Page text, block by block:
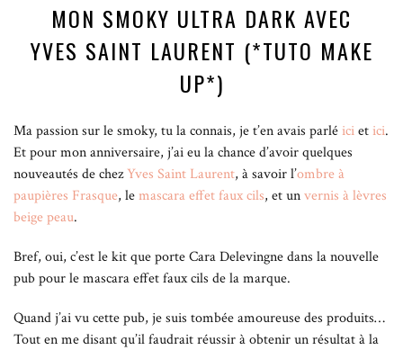
MON SMOKY ULTRA DARK AVEC
YVES SAINT LAURENT (*TUTO MAKE
UP*)
Ma passion sur le smoky, tu la connais, je t’en avais parléicietici.
Et pour mon anniversaire, j’ai eu la chance d’avoir quelques
nouveautés de chezYves Saint Laurent, à savoir l’ombre à
paupières Frasque, lemascara effet faux cils, et unvernis à lèvres
beige peau.
Bref, oui, c’est le kit que porteCara Delevingne dans la nouvelle
pub pour le mascara effet faux cils de la marque.
Quand j’ai vu cette pub, je suis tombée amoureuse des produits…
Tout en me disant qu’il faudrait réussir à obtenir un résultat à la